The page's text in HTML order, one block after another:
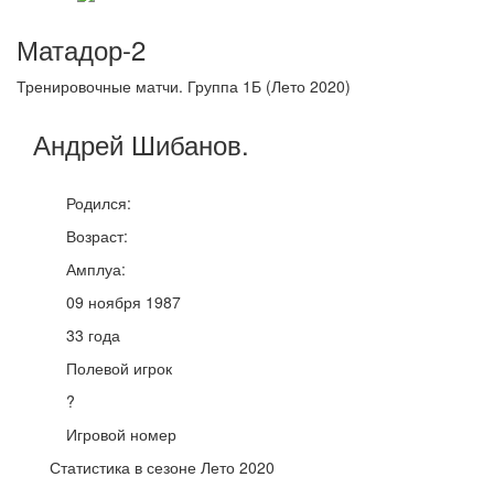
Матадор-2
Тренировочные матчи. Группа 1Б (Лето 2020)
Андрей Шибанов.
Родился:
Возраст:
Амплуа:
09 ноября 1987
33 года
Полевой игрок
?
Игровой номер
Статистика в сезоне Лето 2020